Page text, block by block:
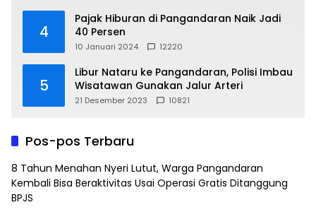
4
Pajak Hiburan di Pangandaran Naik Jadi
40 Persen
10 Januari 2024 12220
5
Libur Nataru ke Pangandaran, Polisi Imbau
Wisatawan Gunakan Jalur Arteri
21 Desember 2023 10821
Pos-pos Terbaru
8 Tahun Menahan Nyeri Lutut, Warga Pangandaran
Kembali Bisa Beraktivitas Usai Operasi Gratis Ditanggung
BPJS